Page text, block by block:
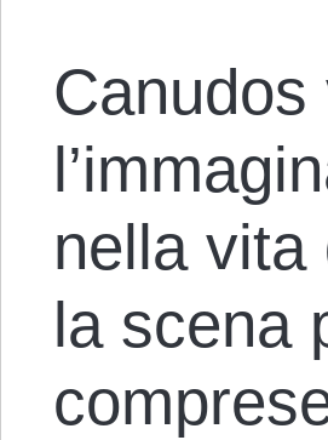
nella
la scena